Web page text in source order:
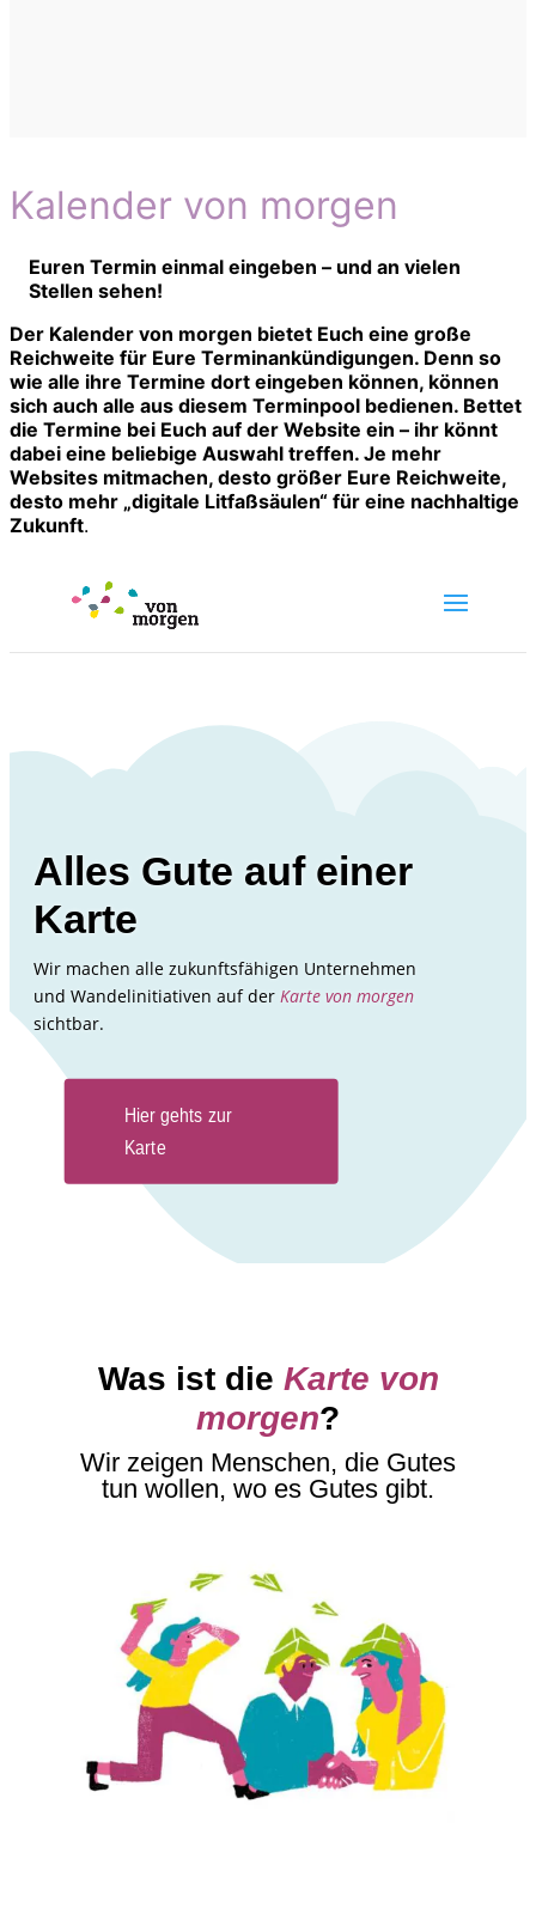
Kalender von morgen
Euren Termin einmal eingeben – und an vielen
Stellen sehen!
Der Kalender von morgen bietet Euch eine große
Reichweite für Eure Terminankündigungen. Denn so
wie alle ihre Termine dort eingeben können, können
sich auch alle aus diesem Terminpool bedienen. Bettet
die Termine bei Euch auf der Website ein – ihr könnt
dabei eine beliebige Auswahl treffen. Je mehr
Websites mitmachen, desto größer Eure Reichweite,
desto mehr „digitale Litfaßsäulen“ für eine nachhaltige
Zukunft.